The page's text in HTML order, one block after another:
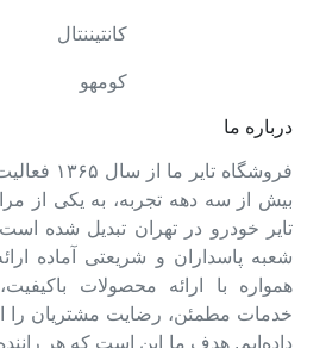
درباره ما
فروشگاه
بیش از سه دهه تجربه، به یکی از
تایر خودرو در تهران تبدیل شده
شعبه پاسداران و شریعتی آماده
همواره با ارائه محصولات
خدمات مطمئن، رضایت مشتریان را
داده‌ایم. هدف ما این است که هر
کانتیننتال
کومهو